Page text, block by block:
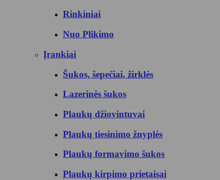
Rinkiniai
Nuo Plikimo
Įrankiai
Šukos, šepečiai, žirklės
Lazerinės šukos
Plaukų džiovintuvai
Plaukų tiesinimo žnyplės
Plaukų formavimo šukos
Plaukų kirpimo prietaisai